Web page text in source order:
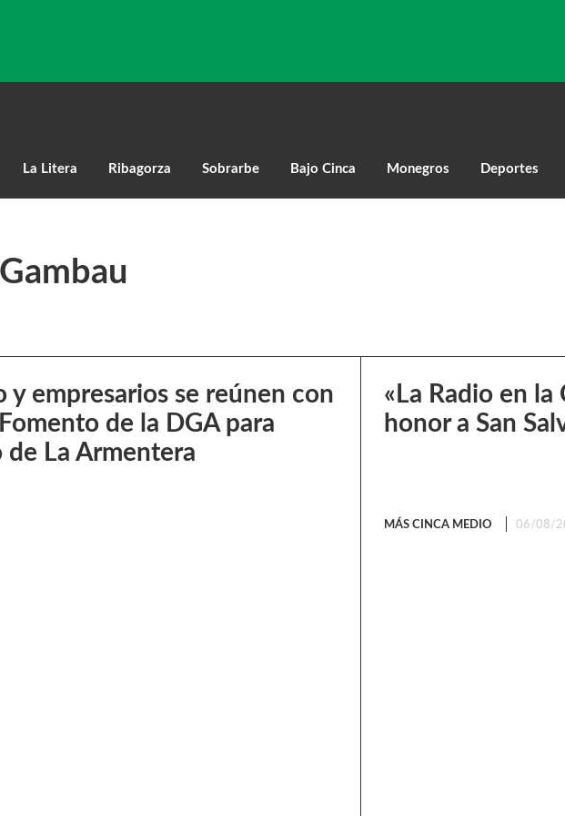
La Litera Ribagorza Sobrarbe Bajo Cinca Monegros Deportes
y empresarios se reúnen con
de la DGA para
La Armentera
«La Radio en la
honor a San
MÁS CINCA MEDIO 06/08/